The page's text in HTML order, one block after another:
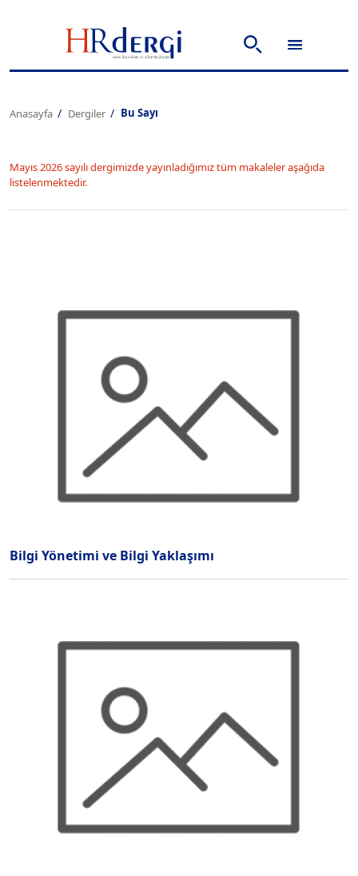
Anasayfa Dergiler Bu Sayı
Mayıs 2026 sayılı dergimizde yayınladığımız tüm makaleler aşağıda
listelenmektedir.
Bilgi Yönetimi ve Bilgi Yaklaşımı